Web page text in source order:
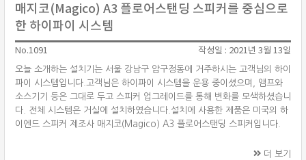
매지코(Magico) A3 플로어스탠딩 스피커를 중심으로
한 하이파이 시스템
No.1091 작성일 : 2021년 3월 13일
오늘 소개하는 설치기는 서울 강남구 압구정동에 거주하시는 고객님의 하이
파이 시스템입니다.고객님은 하이파이 시스템을 운용 중이셨으며, 앰프와
소스기기 등은 그대로 두고 스피커 업그레이드를 통해 변화를 모색하셨습니
다. 전체 시스템은 거실에 설치하였습니다.설치에 사용한 제품은 미국의 하
이엔드 스피커 제조사 매지코(Magico) A3 플로어스탠딩 스피커입니다.
토(Bel Canto) 모노블럭 파워앰프 e.One REF600M, 블루사운드 더 보기